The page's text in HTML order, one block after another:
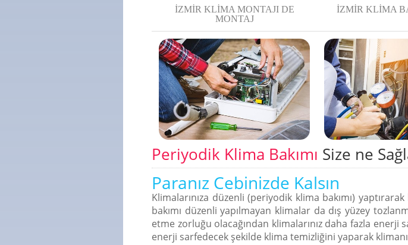
İZMİR KLİMA MONTAJI DE
MONTAJ
İZMİR KLİMA
Periyodik Klima Bakımı Size ne
Paranız Cebinizde Kalsın
Klimalarınıza düzenli (periyodik klima bakımı)
bakımı düzenli yapılmayan klimalar da dış yüzey
etme zorluğu olacağından klimalarınız daha fazla enerji
enerji sarfedecek şekilde klima temizliğini yaparak
Parça İşçilik Garantisi
Biz verdiğimiz hizmette çözdüğümüz sorunun tekrar oluşacağını düşünmeyen bir
firmayız.
Parça İşçilik Garantisi
Biz verdiğimiz hizmette çözdüğümüz sorunun tekrar oluşacağını düşünmeyen bir
firmayız.
Parça İşçilik Garantisi
Biz verdiğimiz hizmette çözdüğümüz sorunun tekrar oluşacağını düşünmeyen bir
firmayız.